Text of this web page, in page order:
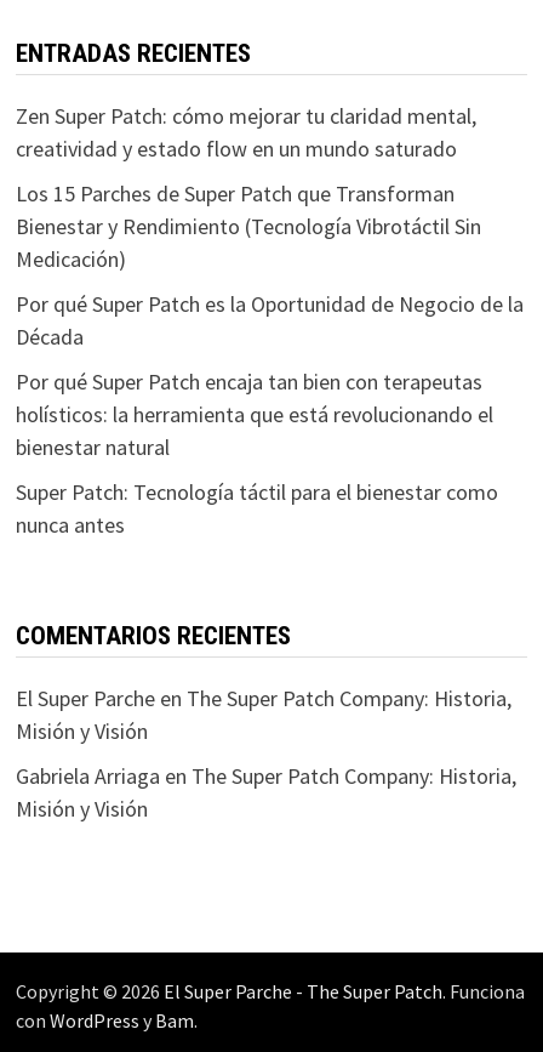
ENTRADAS RECIENTES
Zen Super Patch: cómo mejorar tu claridad mental,
creatividad y estado flow en un mundo saturado
Los 15 Parches de Super Patch que Transforman
Bienestar y Rendimiento (Tecnología Vibrotáctil Sin
Medicación)
Por qué Super Patch es la Oportunidad de Negocio de la
Década
Por qué Super Patch encaja tan bien con terapeutas
holísticos: la herramienta que está revolucionando el
bienestar natural
Super Patch: Tecnología táctil para el bienestar como
nunca antes
COMENTARIOS RECIENTES
El Super Parcheen The Super Patch Company: Historia,
Misión y Visión
Gabriela Arriaga en The Super Patch Company: Historia,
Misión y Visión
Copyright © 2026 El Super Parche - The Super Patch. Funciona
con WordPress yBam.